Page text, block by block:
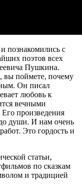
познакомились с
поэтов всех
Пушкина.
вы поймете, почему
Он писал
любовь к
вечными
произведения
души. И нам очень
Это гордость и
статьи,
по сказкам
и традицией